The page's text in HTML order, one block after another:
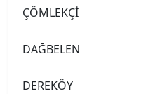
ÇÖMLEKÇİ
DAĞBELEN
DEREKÖY